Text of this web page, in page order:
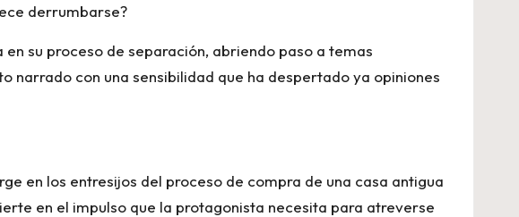
derrumbarse?
su proceso de separación, abriendo paso a temas
narrado con una sensibilidad que ha despertado ya opiniones
en los entresijos del proceso de compra de una casa antigua
en el impulso que la protagonista necesita para atreverse